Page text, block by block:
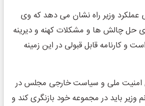
عملکرد وزیر راه نشان می دهد که وی
حل چالش ها و مشکلات کهنه و دیرینه
و کارنامه قابل قبولی در این زمینه
ملی و سیاست خارجی مجلس در
وزیر باید در مجموعه خود بازنگری کند و